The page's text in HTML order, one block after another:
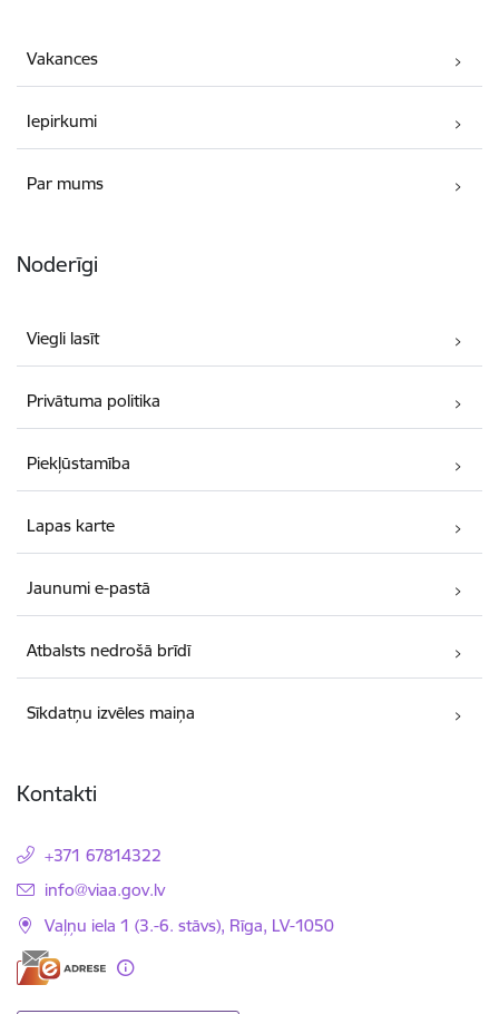
Vakances
Iepirkumi
Par mums
Noderīgi
Viegli lasīt
Privātuma politika
Piekļūstamība
Lapas karte
Jaunumi e-pastā
Atbalsts nedrošā brīdī
Sīkdatņu izvēles maiņa
Kontakti
+371 67814322
E-pasts:
info@viaa.gov.lv
Vaļņu iela 1 (3.-6. stāvs), Rīga, LV-1050